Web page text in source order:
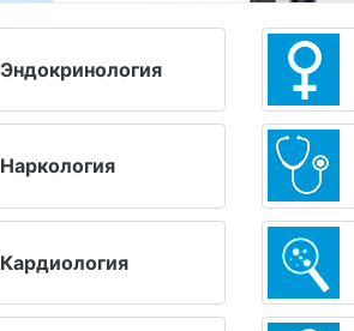
Эндокринология
Наркология
Кардиология